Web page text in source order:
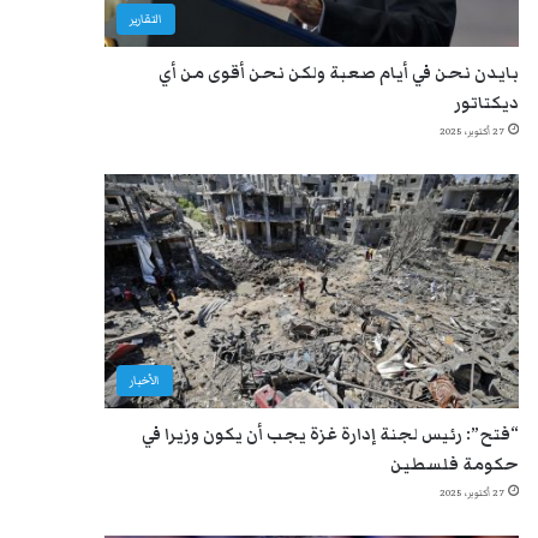
التقارير
بايدن نحن في أيام صعبة ولكن نحن أقوى من أي
ديكتاتور
27 أكتوبر، 2025
الأخبار
“فتح”: رئيس لجنة إدارة غزة يجب أن يكون وزيرا في
حكومة فلسطين
27 أكتوبر، 2025